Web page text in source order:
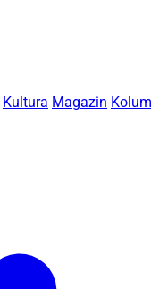
Kultura Magazin